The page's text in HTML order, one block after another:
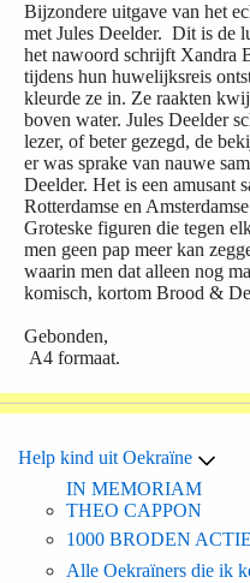
Bijzondere uitgave van het
met Jules Deelder. Dit is de
het nawoord schrijft Xandra
tijdens hun huwelijksreis
kleurde ze in. Ze raakten
boven water. Jules Deelder
lezer, of beter gezegd, de
er was sprake van nauwe
Deelder. Het is een amusant
Rotterdamse en
Groteske figuren die tegen
men geen pap meer kan
waarin men dat alleen nog
komisch, kortom Brood &
Gebonden,
A4 formaat.
Help kind uit Oekraïne
IN MEMORIAM
THEO CAPPON
1000 BRODEN ACTIE
Alle Oekraïners die ik